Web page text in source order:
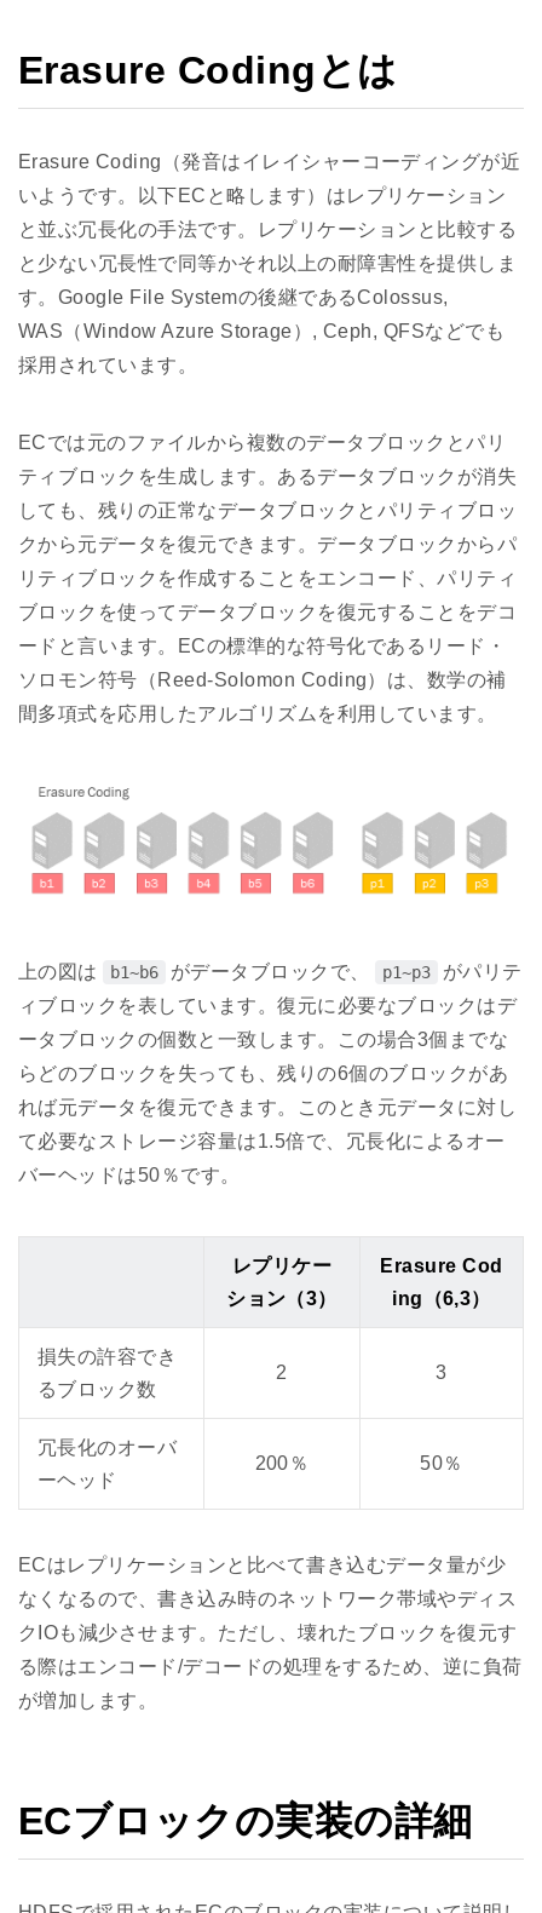
Erasure Codingとは
Erasure Coding（発音はイレイシャーコーディングが近
いようです。以下ECと略します）はレプリケーション
と並ぶ冗長化の手法です。レプリケーションと比較する
と少ない冗長性で同等かそれ以上の耐障害性を提供しま
す。Google File Systemの後継であるColossus,
WAS（Window Azure Storage）, Ceph, QFSなどでも
採用されています。
ECでは元のファイルから複数のデータブロックとパリ
ティブロックを生成します。あるデータブロックが消失
しても、残りの正常なデータブロックとパリティブロッ
クから元データを復元できます。データブロックからパ
リティブロックを作成することをエンコード、パリティ
ブロックを使ってデータブロックを復元することをデコ
ードと言います。ECの標準的な符号化であるリード・
ソロモン符号（Reed-Solomon Coding）は、数学の補
間多項式を応用したアルゴリズムを利用しています。
上の図は b1~b6 がデータブロックで、 p1~p3
がパリテ
ィブロックを表しています。復元に必要なブロックはデ
ータブロックの個数と一致します。この場合3個までな
らどのブロックを失っても、残りの6個のブロックがあ
れば元データを復元できます。このとき元データに対し
て必要なストレージ容量は1.5倍で、冗長化によるオー
バーヘッドは50％です。
レプリケー
ション（3）
Erasure Cod
ing（6,3）
損失の許容でき
るブロック数
2 3
冗長化のオーバ
ーヘッド
200％ 50％
ECはレプリケーションと比べて書き込むデータ量が少
なくなるので、書き込み時のネットワーク帯域やディス
クIOも減少させます。ただし、壊れたブロックを復元す
る際はエンコード/デコードの処理をするため、逆に負荷
が増加します。
ECブロックの実装の詳細